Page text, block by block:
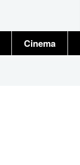
Cinema